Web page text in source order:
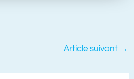
Article suivant →